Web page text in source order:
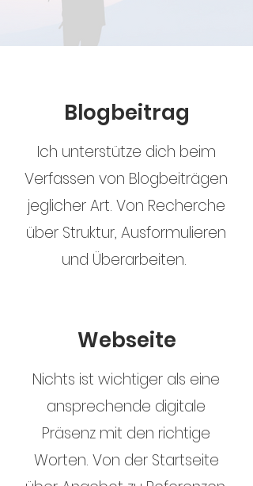
Blogbeitrag
Ich unterstütze dich beim
Verfassen von Blogbeiträgen
jeglicher Art. Von Recherche
über Struktur, Ausformulieren
und Überarbeiten.
Webseite
Nichts ist wichtiger als eine
ansprechende digitale
Präsenz mit den richtige
Worten. Von der Startseite